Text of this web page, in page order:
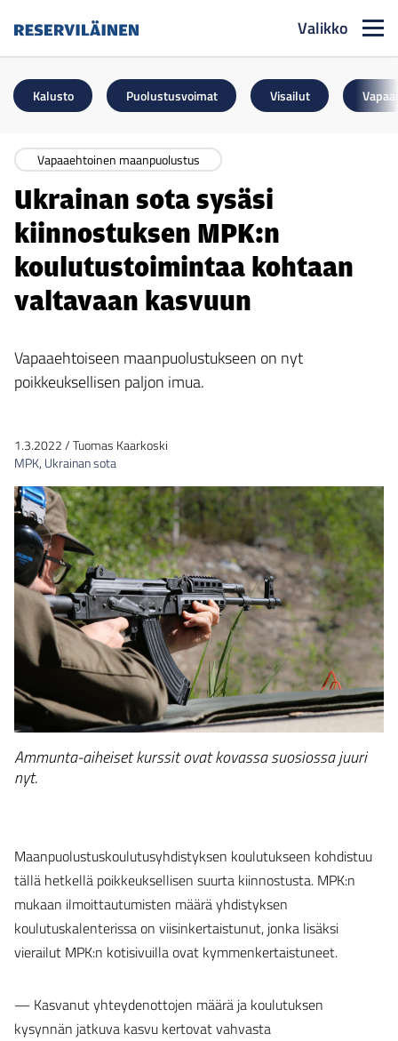
Valikko
Kalusto Puolustusvoimat Visailut
Vapaaehtoinen maanpuolustus
Ukrainan sota sysäsi
kiinnostuksen MPK:n
koulutustoimintaa kohtaan
valtavaan kasvuun
Vapaaehtoiseen maanpuolustukseen on nyt
poikkeuksellisen paljon imua.
1.3.2022/Tuomas Kaarkoski
MPK, Ukrainan sota
Ammunta-aiheiset kurssit ovat kovassa suosiossa juuri
nyt.
Maanpuolustuskoulutusyhdistyksen koulutukseen kohdistuu
tällä hetkellä poikkeuksellisen suurta kiinnostusta. MPK:n
mukaan ilmoittautumisten määrä yhdistyksen
koulutuskalenterissa on viisinkertaistunut, jonka lisäksi
vierailut MPK:n kotisivuilla ovat kymmenkertaistuneet.
— Kasvanut yhteydenottojen määrä ja koulutuksen
kysynnän jatkuva kasvu kertovat vahvasta